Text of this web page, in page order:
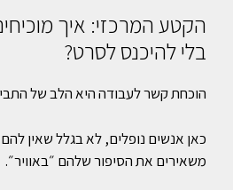
הקטע המרכזי: איך
בלי להיכנס לסרט?
הוכחת קשר לעבודה היא הלב של
כאן אנשים נופלים, לא בגלל שאין
משאירים את הסיפור שלהם ״באוויר״.